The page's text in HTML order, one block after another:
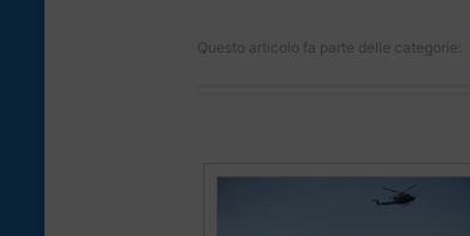
Questo articolo fa parte delle categorie: